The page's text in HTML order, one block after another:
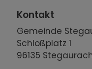
Kontakt
Gemeinde
Schloßplatz 1
96135